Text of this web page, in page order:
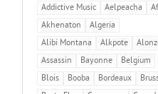
Addictive Music
Aelpeacha
Akhenaton
Algeria
Alibi Montana
Alkpote
Assassin
Bayonne
Belgium
Blois
Booba Bordeaux